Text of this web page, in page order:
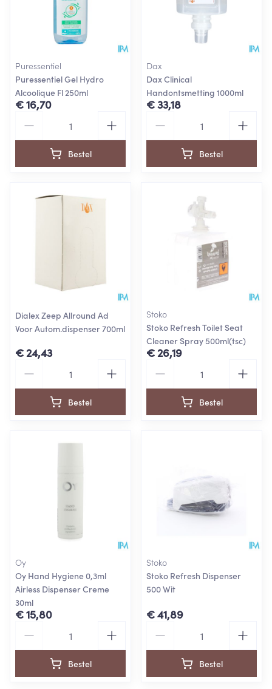
Puressentiel
Puressentiel Gel Hydro
Alcoolique Fl 250ml
€ 16,70
Bestel
Dax
Dax Clinical
Handontsmetting 1000ml
€ 33,18
Bestel
Dialex Zeep Allround Ad
Voor Autom.dispenser 700ml
€ 24,43
Bestel
Stoko
Stoko Refresh Toilet Seat
Cleaner Spray 500ml(tsc)
€ 26,19
Bestel
Oy
Oy Hand Hygiene 0,3ml
Airless Dispenser Creme
30ml
€ 15,80
Bestel
Stoko
Stoko Refresh Dispenser
500 Wit
€ 41,89
Bestel